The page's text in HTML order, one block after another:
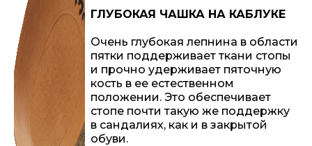
ГЛУБОКАЯ ЧАШКА НА КАБЛУКЕ
Очень глубокая лепнина в области
пятки поддерживает ткани стопы
и прочно удерживает пяточную
кость в ее естественном
положении. Это обеспечивает
стопе почти такую ​​же поддержку
в сандалиях, как и в закрытой
обуви.